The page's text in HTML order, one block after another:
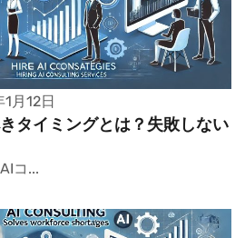
月12日
タイミングとは？失敗しない
コ...